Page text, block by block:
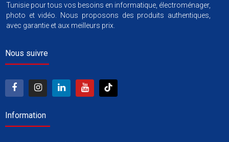
Tunisie pour tous vos besoins en informatique, électroménager,
photo et vidéo. Nous proposons des produits authentiques,
avec garantie et aux meilleurs prix.
Nous suivre
Information